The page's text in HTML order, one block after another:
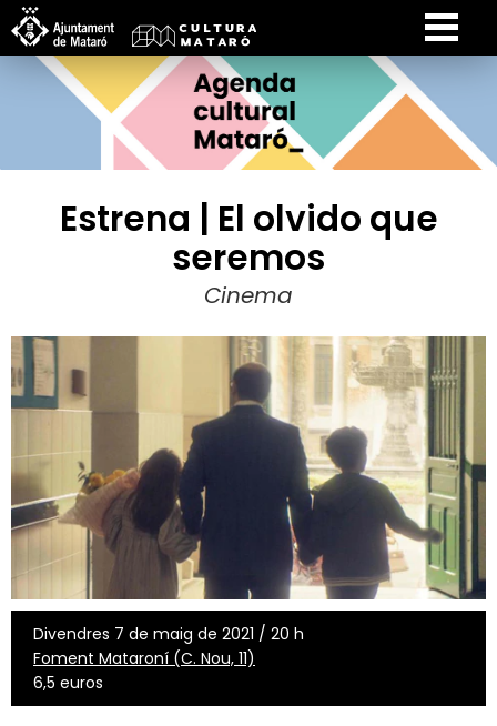
Estrena | El olvido que
seremos
Cinema
Divendres 7 de maig de 2021 / 20 h
Foment Mataroní (C. Nou, 11)
6,5 euros